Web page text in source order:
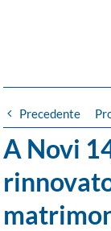
Precedente
A Novi